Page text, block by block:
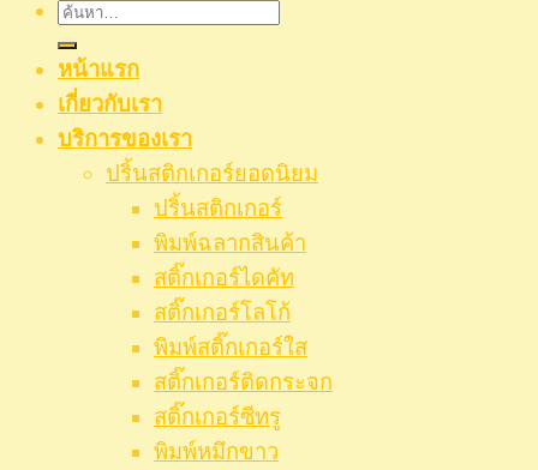
ค้นหา:
หน้าแรก
เกี่ยวกับเรา
บริการของเรา
ปริ้นสติกเกอร์ยอดนิยม
ปริ้นสติกเกอร์
พิมพ์ฉลากสินค้า
สติ๊กเกอร์ไดคัท
สติ๊กเกอร์โลโก้
พิมพ์สติ๊กเกอร์ใส
สติ๊กเกอร์ติดกระจก
สติ๊กเกอร์ซีทรู
พิมพ์หมึกขาว